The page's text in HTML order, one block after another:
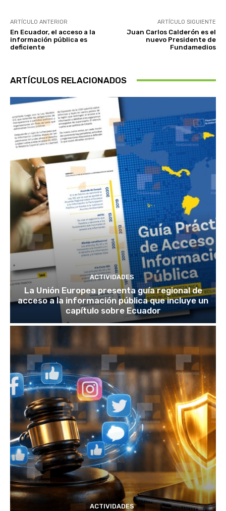
ARTÍCULO ANTERIOR
En Ecuador, el acceso a la
información pública es
deficiente
ARTÍCULO SIGUIENTE
Juan Carlos Calderón es el
nuevo Presidente de
Fundamedios
ARTÍCULOS RELACIONADOS
ACTIVIDADES
La Unión Europea presenta guía regional de
acceso a la información pública que incluye un
capítulo sobre Ecuador
ACTIVIDADES